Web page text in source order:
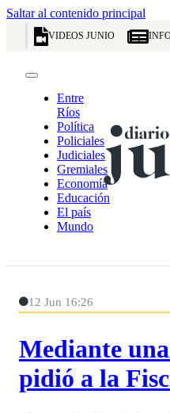
Saltar al contenido principal
VIDEOS JUNIO
Entre
Ríos
Política
Policiales
Judiciales
Gremiales
Economía
Educación
El país
Mundo
12 Jun 16:26
Mediante
pidió a la